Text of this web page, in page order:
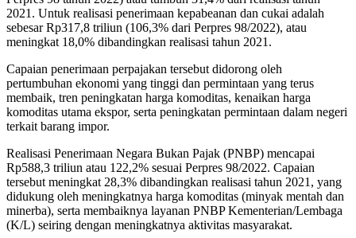
2021. Untuk realisasi penerimaan kepabeanan dan cukai adalah
sebesar Rp317,8 triliun (106,3% dari Perpres 98/2022), atau
meningkat 18,0% dibandingkan realisasi tahun 2021.
Capaian penerimaan perpajakan tersebut didorong oleh
pertumbuhan ekonomi yang tinggi dan permintaan yang terus
membaik, tren peningkatan harga komoditas, kenaikan harga
komoditas utama ekspor, serta peningkatan permintaan dalam negeri
terkait barang impor.
Realisasi Penerimaan Negara Bukan Pajak (PNBP) mencapai
Rp588,3 triliun atau 122,2% sesuai Perpres 98/2022. Capaian
tersebut meningkat 28,3% dibandingkan realisasi tahun 2021, yang
didukung oleh meningkatnya harga komoditas (minyak mentah dan
minerba), serta membaiknya layanan PNBP Kementerian/Lembaga
(K/L) seiring dengan meningkatnya aktivitas masyarakat.